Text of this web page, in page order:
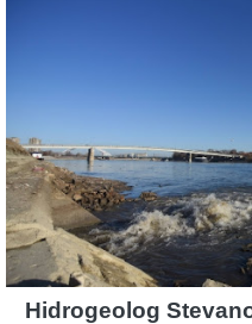
Hidrogeolog